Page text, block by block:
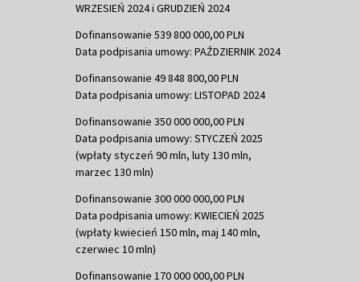
WRZESIEŃ 2024 i GRUDZIEŃ 2024
Dofinansowanie 539 800 000,00 PLN
Data podpisania umowy: PAŹDZIERNIK 2024
Dofinansowanie 49 848 800,00 PLN
Data podpisania umowy: LISTOPAD 2024
Dofinansowanie 350 000 000,00 PLN
Data podpisania umowy: STYCZEŃ 2025
(wpłaty styczeń 90 mln, luty 130 mln,
marzec 130 mln)
Dofinansowanie 300 000 000,00 PLN
Data podpisania umowy: KWIECIEŃ 2025
(wpłaty kwiecień 150 mln, maj 140 mln,
czerwiec 10 mln)
Dofinansowanie 170 000 000,00 PLN